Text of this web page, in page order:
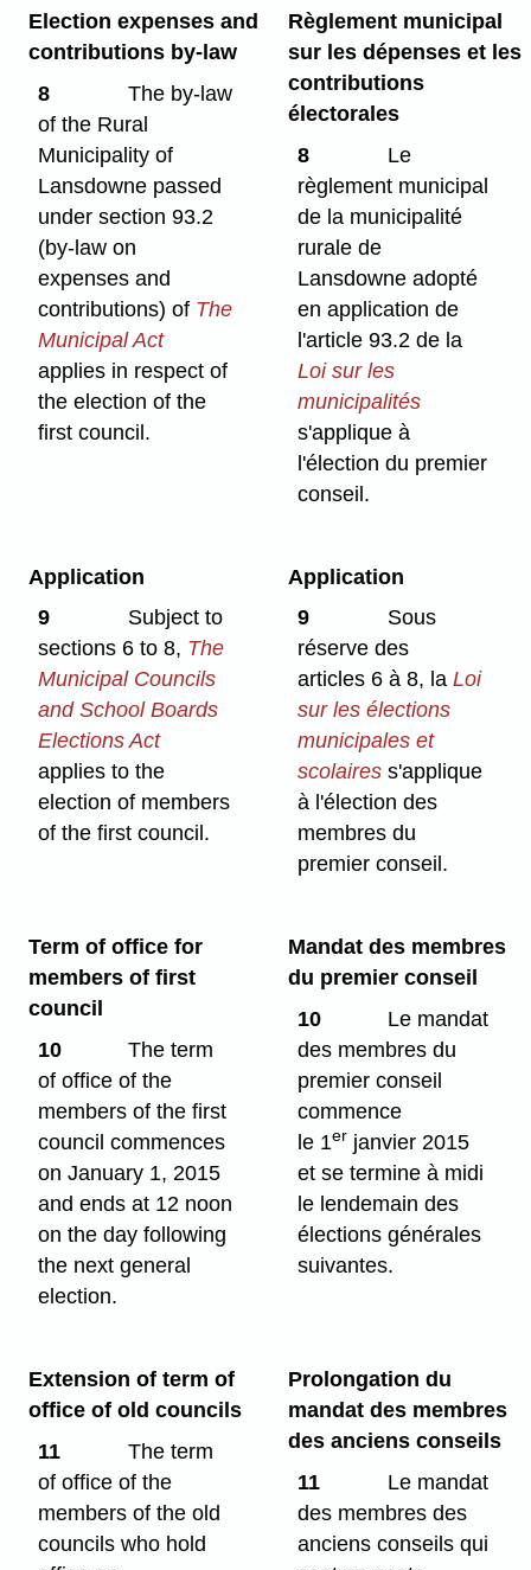
Election expenses and
contributions by-law
8
The by-law
of the Rural
Municipality of
Lansdowne passed
under section 93.2
(by-law on
expenses and
contributions) of The
Municipal Act
applies in respect of
the election of the
first council.
Règlement municipal
sur les dépenses et les
contributions
électorales
8
Le
règlement municipal
de la municipalité
rurale de
Lansdowne adopté
en application de
l'article 93.2 de la
Loi sur les
municipalités
s'applique à
l'élection du premier
conseil.
Application
9
Subject to
sections 6 to 8, The
Municipal Councils
and School Boards
Elections Act
applies to the
election of members
of the first council.
Application
9
Sous
réserve des
articles 6 à 8, laLoi
sur les élections
municipales et
scolaires s'applique
à l'élection des
membres du
premier conseil.
Term of office for
members of first
council
10
The term
of office of the
members of the first
council commences
on January 1, 2015
and ends at 12 noon
on the day following
the next general
election.
Mandat des membres
du premier conseil
10
Le mandat
des membres du
premier conseil
commence
le 1er janvier 2015
et se termine à midi
le lendemain des
élections générales
suivantes.
Extension of term of
office of old councils
11
The term
of office of the
members of the old
councils who hold
Prolongation du
mandat des membres
des anciens conseils
11
Le mandat
des membres des
anciens conseils qui